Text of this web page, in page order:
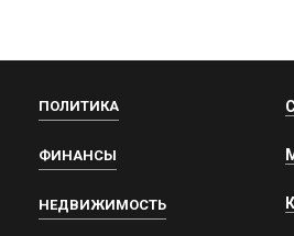
ПОЛИТИКА
ФИНАНСЫ
НЕДВИЖИМОСТЬ